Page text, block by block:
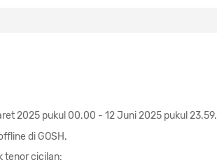
2025 pukul 00.00 - 12 Juni 2025 pukul 23.59.
di GOSH.
tenor cicilan: